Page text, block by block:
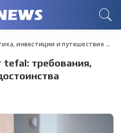
инвестиции и путешествие>
tefal: требования,